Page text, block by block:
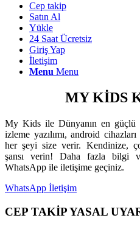
Cep takip
Satın Al
Yükle
24 Saat Ücretsiz
Giriş Yap
İletişim
Menu Menu
MY KİDS
My Kids ile Dünyanın en güçlü
izleme yazılımı, android
her şeyi size verir. Kendinize,
şansı verin! Daha fazla bilgi
WhatsApp ile iletişime geçiniz.
WhatsApp İletişim
CEP TAKİP YASAL